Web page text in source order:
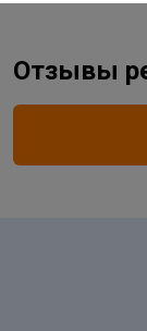
Отзывы